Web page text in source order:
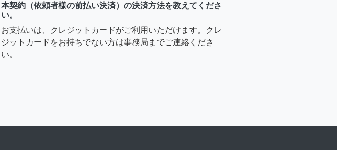
本契約（依頼者様の前払い決済）の決済方法を教えてくださ
い。
お支払いは、クレジットカードがご利用いただけます。クレ
ジットカードをお持ちでない方は事務局までご連絡くださ
い。